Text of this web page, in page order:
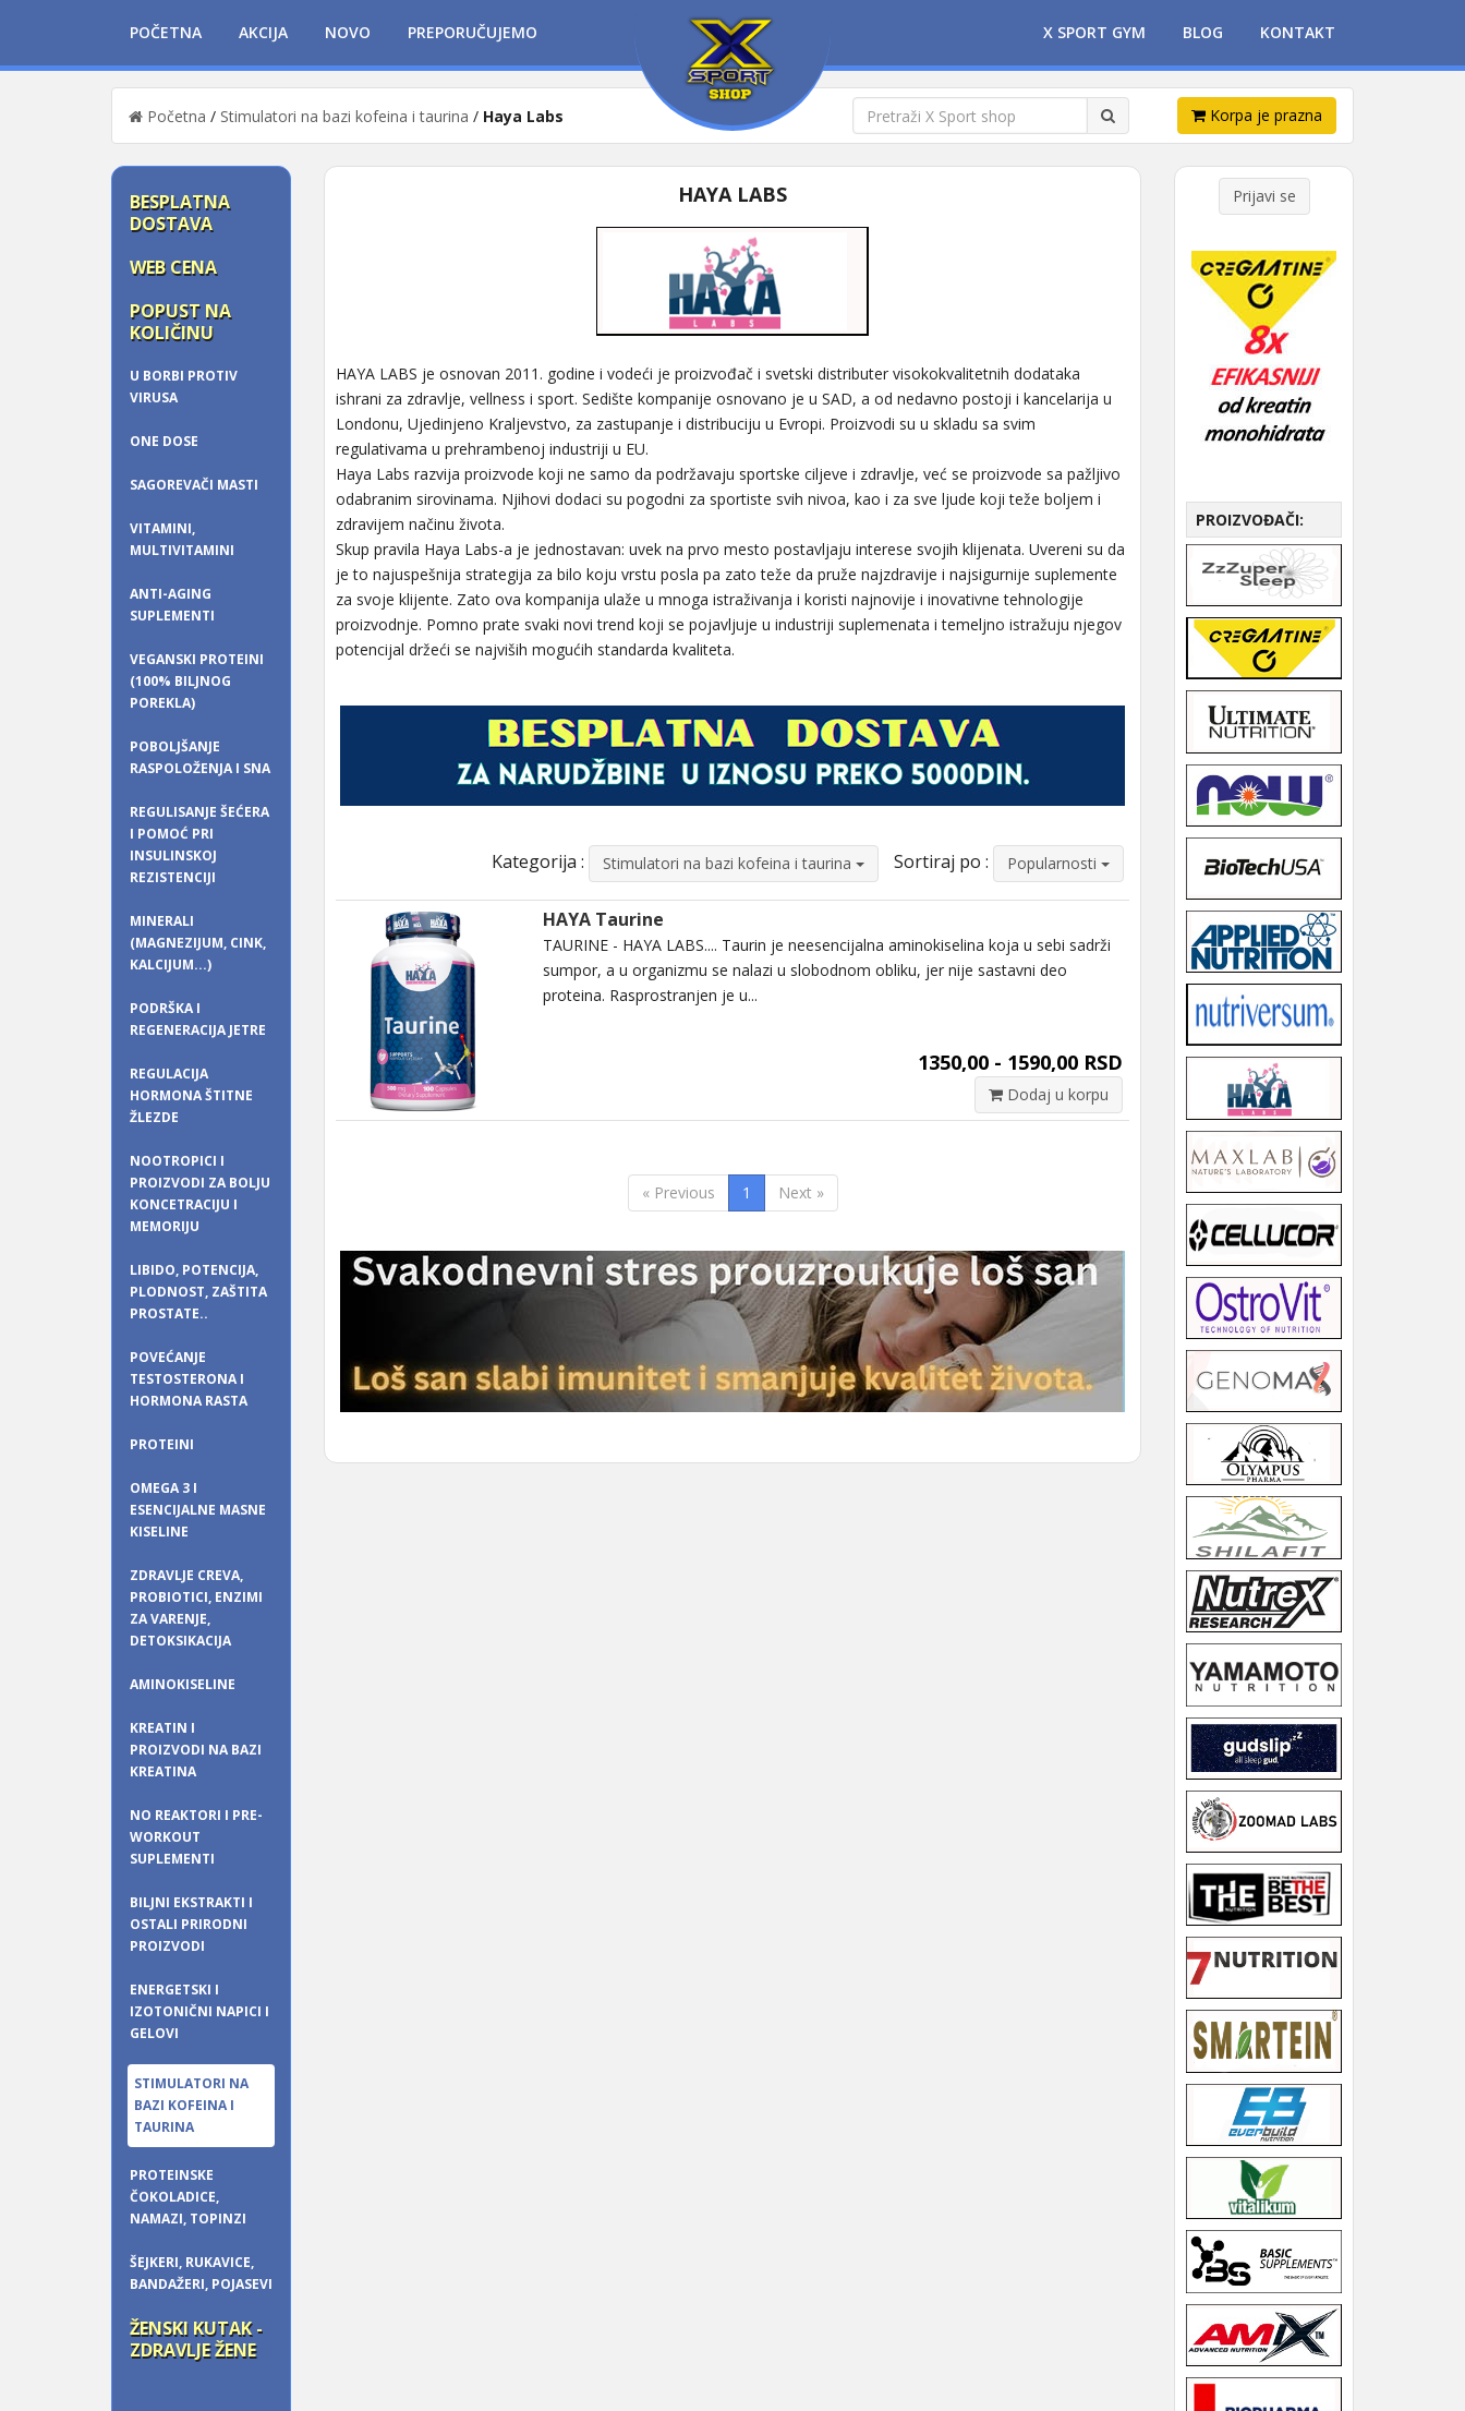
POČETNA AKCIJA NOVO PREPORUČUJEMO X SPORT GYM BLOG KONTAKT
Početna / Stimulatori na bazi kofeina i taurina / Haya Labs Korpa je prazna
BESPLATNA
DOSTAVA
WEB CENA
POPUST NA
KOLIČINU
U BORBI PROTIV
VIRUSA
ONE DOSE
SAGOREVAČI MASTI
VITAMINI,
MULTIVITAMINI
ANTI-AGING
SUPLEMENTI
VEGANSKI PROTEINI
(100% BILJNOG
POREKLA)
POBOLJŠANJE
RASPOLOŽENJA I SNA
REGULISANJE ŠEĆERA
I POMOĆ PRI
INSULINSKOJ
REZISTENCIJI
MINERALI
(MAGNEZIJUM, CINK,
KALCIJUM...)
PODRŠKA I
REGENERACIJA JETRE
REGULACIJA
HORMONA ŠTITNE
ŽLEZDE
NOOTROPICI I
PROIZVODI ZA BOLJU
KONCETRACIJU I
MEMORIJU
LIBIDO, POTENCIJA,
PLODNOST, ZAŠTITA
PROSTATE..
POVEĆANJE
TESTOSTERONA I
HORMONA RASTA
PROTEINI
OMEGA 3 I
ESENCIJALNE MASNE
KISELINE
ZDRAVLJE CREVA,
PROBIOTICI, ENZIMI
ZA VARENJE,
DETOKSIKACIJA
AMINOKISELINE
KREATIN I
PROIZVODI NA BAZI
KREATINA
NO REAKTORI I PRE-
WORKOUT
SUPLEMENTI
BILJNI EKSTRAKTI I
OSTALI PRIRODNI
PROIZVODI
ENERGETSKI I
IZOTONIČNI NAPICI I
GELOVI
STIMULATORI NA
BAZI KOFEINA I
TAURINA
PROTEINSKE
ČOKOLADICE,
NAMAZI, TOPINZI
ŠEJKERI, RUKAVICE,
BANDAŽERI, POJASEVI
ŽENSKI KUTAK -
ZDRAVLJE ŽENE
HAYA LABS
HAYA LABS je osnovan 2011. godine i vodeći je proizvođač i svetski distributer visokokvalitetnih dodataka
ishrani za zdravlje, vellness i sport. Sedište kompanije osnovano je u SAD, a od nedavno postoji i kancelarija u
Londonu, Ujedinjeno Kraljevstvo, za zastupanje i distribuciju u Evropi. Proizvodi su u skladu sa svim
regulativama u prehrambenoj industriji u EU.
Haya Labs razvija proizvode koji ne samo da podržavaju sportske ciljeve i zdravlje, već se proizvode sa pažljivo
odabranim sirovinama. Njihovi dodaci su pogodni za sportiste svih nivoa, kao i za sve ljude koji teže boljem i
zdravijem načinu života.
Skup pravila Haya Labs-a je jednostavan: uvek na prvo mesto postavljaju interese svojih klijenata. Uvereni su da
je to najuspešnija strategija za bilo koju vrstu posla pa zato teže da pruže najzdravije i najsigurnije suplemente
za svoje klijente. Zato ova kompanija ulaže u mnoga istraživanja i koristi najnovije i inovativne tehnologije
proizvodnje. Pomno prate svaki novi trend koji se pojavljuje u industriji suplemenata i temeljno istražuju njegov
potencijal držeći se najviših mogućih standarda kvaliteta.
Kategorija : Stimulatori na bazi kofeina i taurina Sortiraj po : Popularnosti
HAYA Taurine
TAURINE - HAYA LABS.... Taurin je neesencijalna aminokiselina koja u sebi sadrži
sumpor, a u organizmu se nalazi u slobodnom obliku, jer nije sastavni deo
proteina. Rasprostranjen je u...
1350,00 - 1590,00 RSD
Dodaj u korpu
« Previous 1 Next »
Prijavi se
PROIZVOĐAČI: